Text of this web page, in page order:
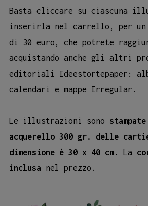
Basta cliccare su ciascuna
inserirla nel carrello, per un
di 30 euro, che potrete
acquistando anche gli altri
editoriali Ideestortepaper:
calendari e mappe Irregular.
Le illustrazioni sono
acquerello 300 gr. delle
dimensione è 30 x 40 cm.
La
inclusa nel prezzo.